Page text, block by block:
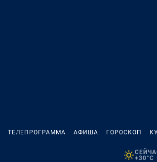
ТЕЛЕПРОГРАММА АФИША ГОРОСКОП
+30°C